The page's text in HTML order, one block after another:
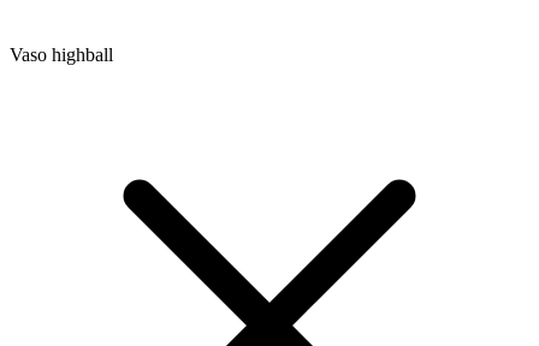
Vaso highball